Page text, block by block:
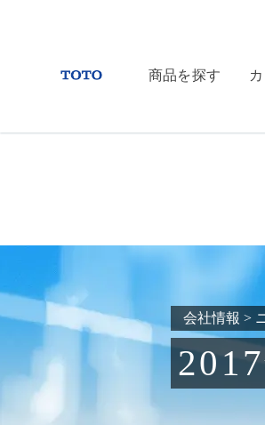
商品を探す
会社情報 >